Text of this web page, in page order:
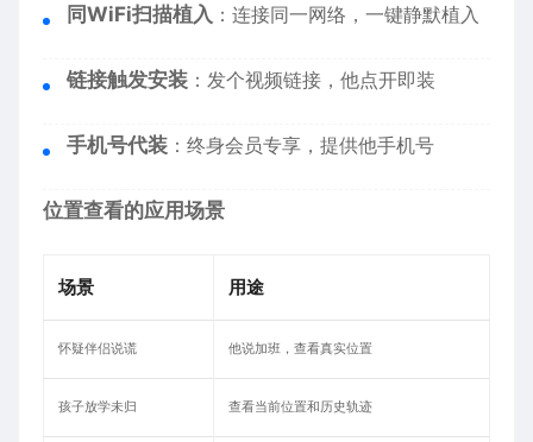
同WiFi扫描植入 ：连接同一网络，一键静默植入
链接触发安装 ：发个视频链接，他点开即装
手机号代装 ：终身会员专享，提供他手机号
位置查看的应用场景
场景 用途
怀疑伴侣说谎 他说加班，查看真实位置
孩子放学未归 查看当前位置和历史轨迹